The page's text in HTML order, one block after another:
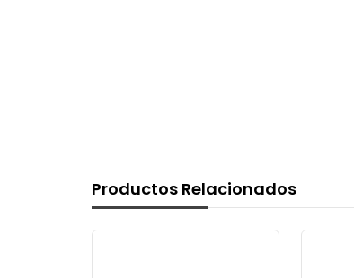
Productos Relacionados